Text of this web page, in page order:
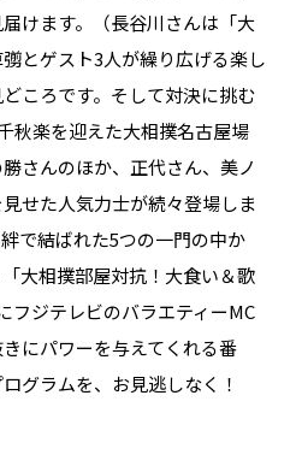
けます。（長谷川さんは「大
とゲスト3人が繰り広げる楽し
ころです。そして対決に挑む
秋楽を迎えた大相撲名古屋場
さんのほか、正代さん、美ノ
せた人気力士が続々登場しま
で結ばれた5つの一門の中か
大相撲部屋対抗！大食い＆歌
フジテレビのバラエティーMC
にパワーを与えてくれる番
グラムを、お見逃しなく！